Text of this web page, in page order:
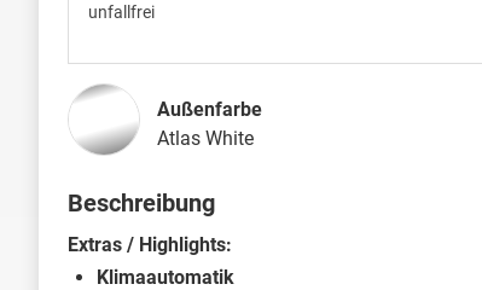
unfallfrei
Außenfarbe
Atlas White
Beschreibung
Extras / Highlights:
Klimaautomatik